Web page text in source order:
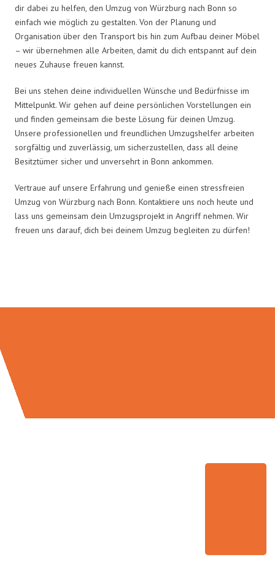
dir dabei zu helfen, den Umzug von Würzburg nach Bonn so
einfach wie möglich zu gestalten. Von der Planung und
Organisation über den Transport bis hin zum Aufbau deiner Möbel
– wir übernehmen alle Arbeiten, damit du dich entspannt auf dein
neues Zuhause freuen kannst.
Bei uns stehen deine individuellen Wünsche und Bedürfnisse im
Mittelpunkt. Wir gehen auf deine persönlichen Vorstellungen ein
und finden gemeinsam die beste Lösung für deinen Umzug.
Unsere professionellen und freundlichen Umzugshelfer arbeiten
sorgfältig und zuverlässig, um sicherzustellen, dass all deine
Besitztümer sicher und unversehrt in Bonn ankommen.
Vertraue auf unsere Erfahrung und genieße einen stressfreien
Umzug von Würzburg nach Bonn. Kontaktiere uns noch heute und
lass uns gemeinsam dein Umzugsprojekt in Angriff nehmen. Wir
freuen uns darauf, dich bei deinem Umzug begleiten zu dürfen!